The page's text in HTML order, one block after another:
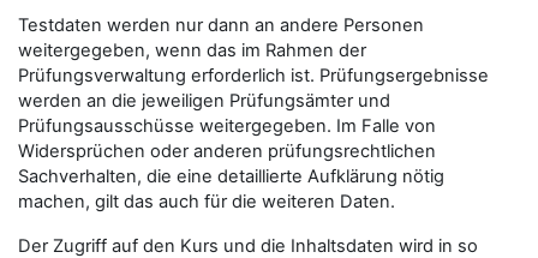
Testdaten werden nur dann an andere Personen
weitergegeben, wenn das im Rahmen der
Prüfungsverwaltung erforderlich ist. Prüfungsergebnisse
werden an die jeweiligen Prüfungsämter und
Prüfungsausschüsse weitergegeben. Im Falle von
Widersprüchen oder anderen prüfungsrechtlichen
Sachverhalten, die eine detaillierte Aufklärung nötig
machen, gilt das auch für die weiteren Daten.
Der Zugriff auf den Kurs und die Inhaltsdaten wird in so